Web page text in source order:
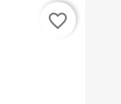
favorite_border